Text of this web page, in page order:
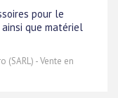
pour le
que matériel
(SARL) - Vente en